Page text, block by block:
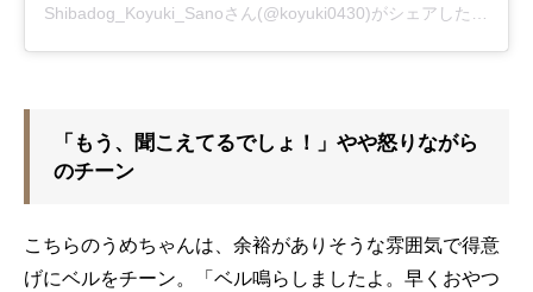
「もう、聞こえてるでしょ！」やや怒りながら
のチーン
こちらのうめちゃんは、余裕がありそうな雰囲気で得意
げにベルをチーン。「ベル鳴らしましたよ。早くおやつ